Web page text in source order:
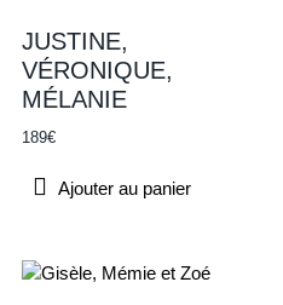
JUSTINE,
VÉRONIQUE,
MÉLANIE
189€
Ajouter au panier